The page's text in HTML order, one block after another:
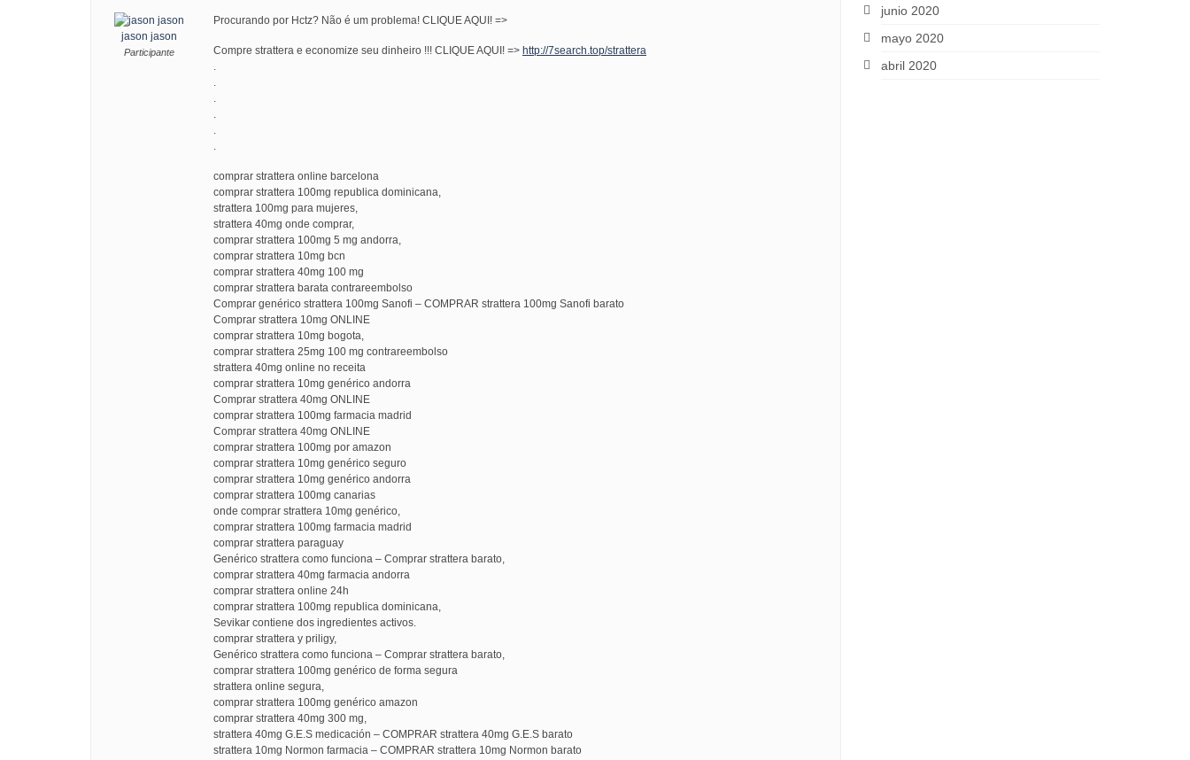
jason jason
Participante
Procurando por Hctz? Não é um problema! CLIQUE AQUI! =>
Compre strattera e economize seu dinheiro !!! CLIQUE AQUI! => http://7search.top/strattera
.
.
.
.
.
.
comprar strattera online barcelona
comprar strattera 100mg republica dominicana,
strattera 100mg para mujeres,
strattera 40mg onde comprar,
comprar strattera 100mg 5 mg andorra,
comprar strattera 10mg bcn
comprar strattera 40mg 100 mg
comprar strattera barata contrareembolso
Comprar genérico strattera 100mg Sanofi – COMPRAR strattera 100mg Sanofi barato
Comprar strattera 10mg ONLINE
comprar strattera 10mg bogota,
comprar strattera 25mg 100 mg contrareembolso
strattera 40mg online no receita
comprar strattera 10mg genérico andorra
Comprar strattera 40mg ONLINE
comprar strattera 100mg farmacia madrid
Comprar strattera 40mg ONLINE
comprar strattera 100mg por amazon
comprar strattera 10mg genérico seguro
comprar strattera 10mg genérico andorra
comprar strattera 100mg canarias
onde comprar strattera 10mg genérico,
comprar strattera 100mg farmacia madrid
comprar strattera paraguay
Genérico strattera como funciona – Comprar strattera barato,
comprar strattera 40mg farmacia andorra
comprar strattera online 24h
comprar strattera 100mg republica dominicana,
Sevikar contiene dos ingredientes activos.
comprar strattera y priligy,
Genérico strattera como funciona – Comprar strattera barato,
comprar strattera 100mg genérico de forma segura
strattera online segura,
comprar strattera 100mg genérico amazon
comprar strattera 40mg 300 mg,
strattera 40mg G.E.S medicación – COMPRAR strattera 40mg G.E.S barato
strattera 10mg Normon farmacia – COMPRAR strattera 10mg Normon barato
junio 2020
mayo 2020
abril 2020